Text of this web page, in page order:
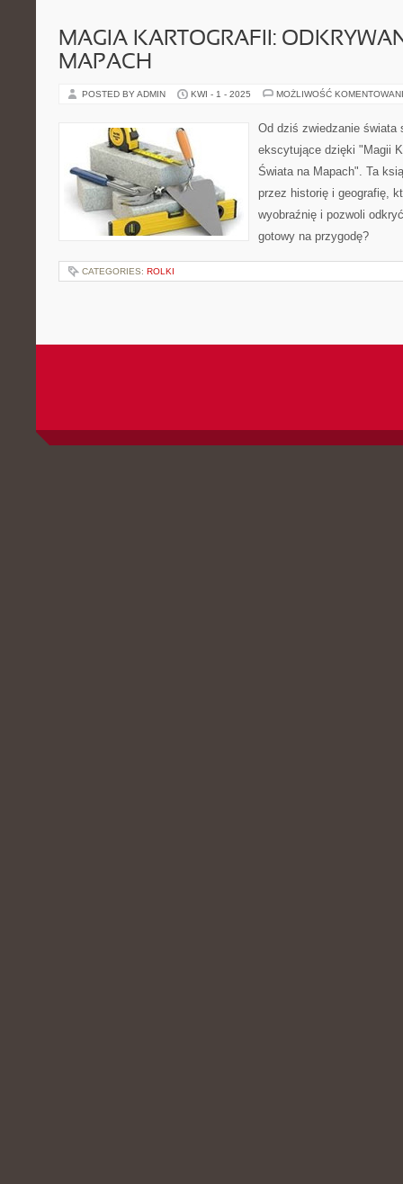
MAGIA KARTOGRAFII:
MAPACH
POSTED BY ADMIN KWI - 1 - 2025 MOŻLIWOŚĆ
Od dziś zwiedzanie świata
ekscytujące dzięki "Magii
Świata na Mapach". Ta
przez historię i geografię,
wyobraźnię i pozwoli
gotowy na przygodę?
CATEGORIES: ROLKI